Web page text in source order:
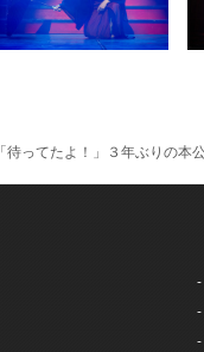
「待ってたよ！」３年ぶりの本